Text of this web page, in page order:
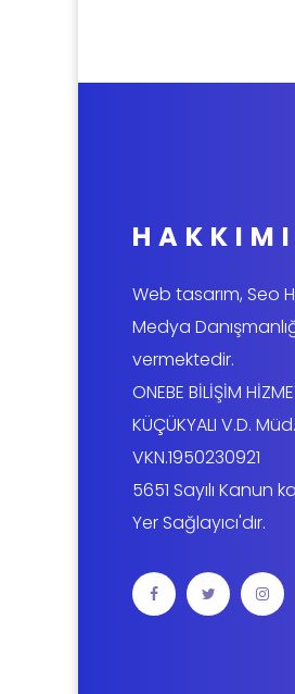
Web tasarım, Seo
Medya
vermektedir.
ONEBE BİLİŞİM
KÜÇÜKYALI V.D. Müd.
VKN.1950230921
5651 Sayılı Kanun
Yer Sağlayıcı'dır.